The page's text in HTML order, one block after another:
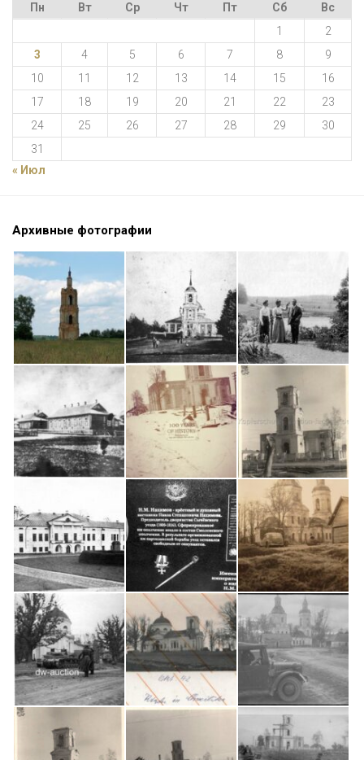
Пн
Вт Ср Чт Пт Сб
Вс
1
2
3
4 5 6 7 8
9
10
11 12 13 14 15
16
17
18 19 20 21 22
23
24
25 26 27 28 29
30
31
« Июл
Архивные фотографии